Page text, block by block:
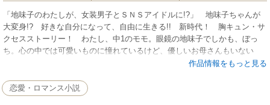
「地味子のわたしが、女装男子とＳＮＳアイドルに!?」 地味子ちゃんが
大変身!? 好きな自分になって、自由に生きる!! 新時代！ 胸キュン・サ
クセスストーリー！ わたし、中1のモモ。眼鏡の地味子でしかも、ぼっ
ち。心の中では可愛いものに憧れているけど、優しいお母さんもいない
し、縁がないまま成長。好きなことは実はダンス。そんな時、ある出会い
てくれた超美少女。スカートがハラリとめくれると、そこにはトランクス
が!? 実はオトコで、しかも学園のプリンスのハルトくんで!??
作品情報をもっと見る
恋愛・ロマンス小説